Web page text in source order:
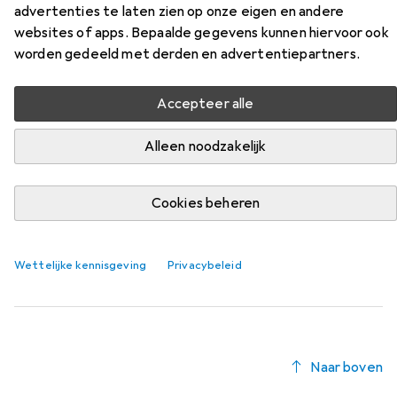
advertenties te laten zien op onze eigen en andere
websites of apps. Bepaalde gegevens kunnen hiervoor ook
worden gedeeld met derden en advertentiepartners.
Accepteer alle
Alleen noodzakelijk
Cookies beheren
Wettelijke kennisgeving Privacybeleid
Vind bijpassende accessoires voor de Vivotek Beugel voor
bevestiging van de camera uit de categorie Accessoires
voor netwerkcamera's.
Relevantie
Productlijst
Accessoires voor netwerkcamera's
EUR
59,63
Naar boven